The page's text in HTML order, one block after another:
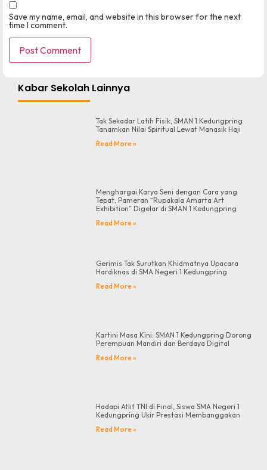
Save my name, email, and website in this browser for the next
time I comment.
Kabar Sekolah Lainnya
Tak Sekadar Latih Fisik, SMAN 1 Kedungpring
Tanamkan Nilai Spiritual Lewat Manasik Haji
Read More »
Menghargai Karya Seni dengan Cara yang
Tepat, Pameran “Rupakala Amarta Art
Exhibition” Digelar di SMAN 1 Kedungpring
Read More »
Gerimis Tak Surutkan Khidmatnya Upacara
Hardiknas di SMA Negeri 1 Kedungpring
Read More »
Kartini Masa Kini: SMAN 1 Kedungpring Dorong
Perempuan Mandiri dan Berdaya Digital
Read More »
Hadapi Atlit TNI di Final, Siswa SMA Negeri 1
Kedungpring Ukir Prestasi Membanggakan
Read More »